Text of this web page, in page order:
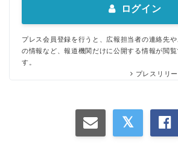
ログイン
プレス会員登録を行うと、広報担当者の連絡先
の情報など、報道機関だけに公開する情報が閲
す。
プレスリリ